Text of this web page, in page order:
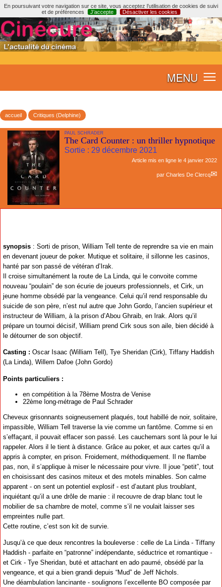
En poursuivant votre navigation sur ce site, vous acceptez l’utilisation de cookies de suivi
et de préférences
J’accepte Désactiver les cookies
MENU
accueil Critiques (Delphine)
PAUL SCHRADER
The Card Counter : un thriller hypnotique
Sortie : 29 décembre 2021
Article mis en ligne le 4 janvier 2022
par Charles De Clercq
synopsis : Sorti de prison, William Tell tente de reprendre sa vie en main
en devenant joueur de poker. Mutique et solitaire, il sillonne les casinos,
hanté par son passé de vétéran d’Irak.
Il croise simultanément la route de La Linda, qui le convoite comme
nouveau “poulain” de son écurie de joueurs professionnels, et Cirk, un
jeune homme obsédé par la vengeance. Celui qu’il rend responsable du
suicide de son père, n’est nul autre que John Gordo, l’ancien supérieur et
instructeur de William, à la prison d’Abou Ghraib, en Irak. Alors qu’il
prépare un tournoi décisif, William prend Cirk sous son aile, bien décidé à
le détourner de son objectif.
Casting : Oscar Isaac (William Tell), Tye Sheridan (Cirk), Tiffany Haddish
(La Linda), Willem Dafoe (John Gordo)
Points particuliers :
en compétition à la 78ème Mostra de Venise
22ème long-métrage de Paul Schrader
Cheveux grisonnants soigneusement plaqués, tout habillé de noir, solitaire,
impassible, William Tell traverse la vie comme un fantôme. Comme si en
s’effaçant, il pouvait effacer son passé. Les cauchemars sont là pour le lui
rappeler. Alors il le tient à distance. Grâce au poker, et aux cartes qu’il a
appris à compter, en prison. Froidement, méthodiquement. Il ne flambe
pas, non, il s’applique à miser le nécessaire pour vivre. Il joue “petit”, tout
en choisissant des casinos miteux et des motels minables. Son calme
apparent - on sent un potentiel explosif - est d’autant plus troublant,
inquiétant qu’il a une drôle de manie : il recouvre de drap blanc tout le
mobilier de sa chambre de motel, comme s’il ne voulait laisser ses
empreintes nulle part.
Cette routine, c’est son kit de survie.
Jusqu’à ce que deux rencontres la bouleverse : celle de La Linda - Tiffany
Haddish - parfaite en “patronne” indépendante, séductrice et romantique -
et Cirk - Tye Sheridan, buté et attachant en ado paumé, obsédé par la
vengeance, et qui a bien grandi depuis “Mud” de Jeff Nichols.
Une déambulation lancinante - soulignons l’excellente BO composée par